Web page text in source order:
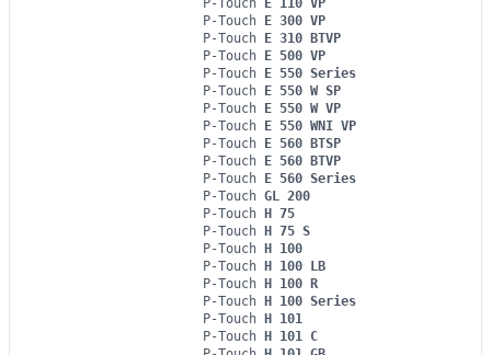
P-Touch E 110 VP
P-Touch E 300 VP
P-Touch E 310 BTVP
P-Touch E 500 VP
P-Touch E 550 Series
P-Touch E 550 W SP
P-Touch E 550 W VP
P-Touch E 550 WNI VP
P-Touch E 560 BTSP
P-Touch E 560 BTVP
P-Touch E 560 Series
P-Touch GL 200
P-Touch H 75
P-Touch H 75 S
P-Touch H 100
P-Touch H 100 LB
P-Touch H 100 R
P-Touch H 100 Series
P-Touch H 101
P-Touch H 101 C